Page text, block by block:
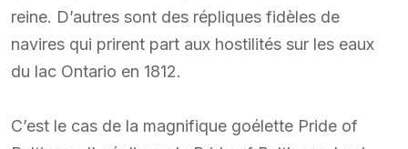
reine. D’autres sont des répliques fidèles de
navires qui prirent part aux hostilités sur les eaux
du lac Ontario en 1812.
C’est le cas de la magnifique goélette Pride of